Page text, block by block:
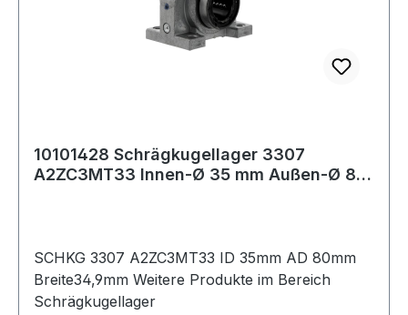
10101428 Schrägkugellager 3307
A2ZC3MT33 Innen-Ø 35 mm Außen-Ø 80
SCHKG 3307 A2ZC3MT33 ID 35mm AD 80mm
Breite34,9mm Weitere Produkte im Bereich
Schrägkugellager